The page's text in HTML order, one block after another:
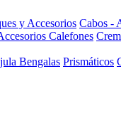
y Accesorios Cabos -
Calefones
Bengalas Prismáticos